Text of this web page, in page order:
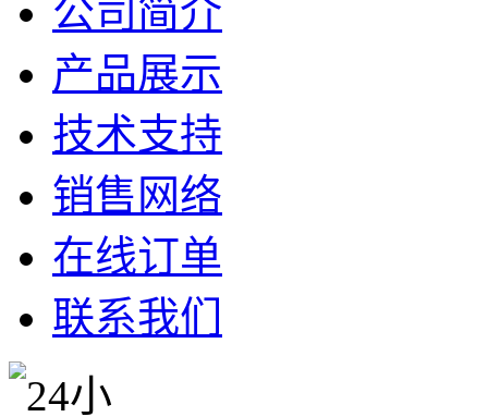
公司简介
产品展示
技术支持
销售网络
在线订单
联系我们